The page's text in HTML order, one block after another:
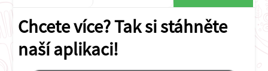
Chcete více? Tak si stáhněte
naší aplikaci!